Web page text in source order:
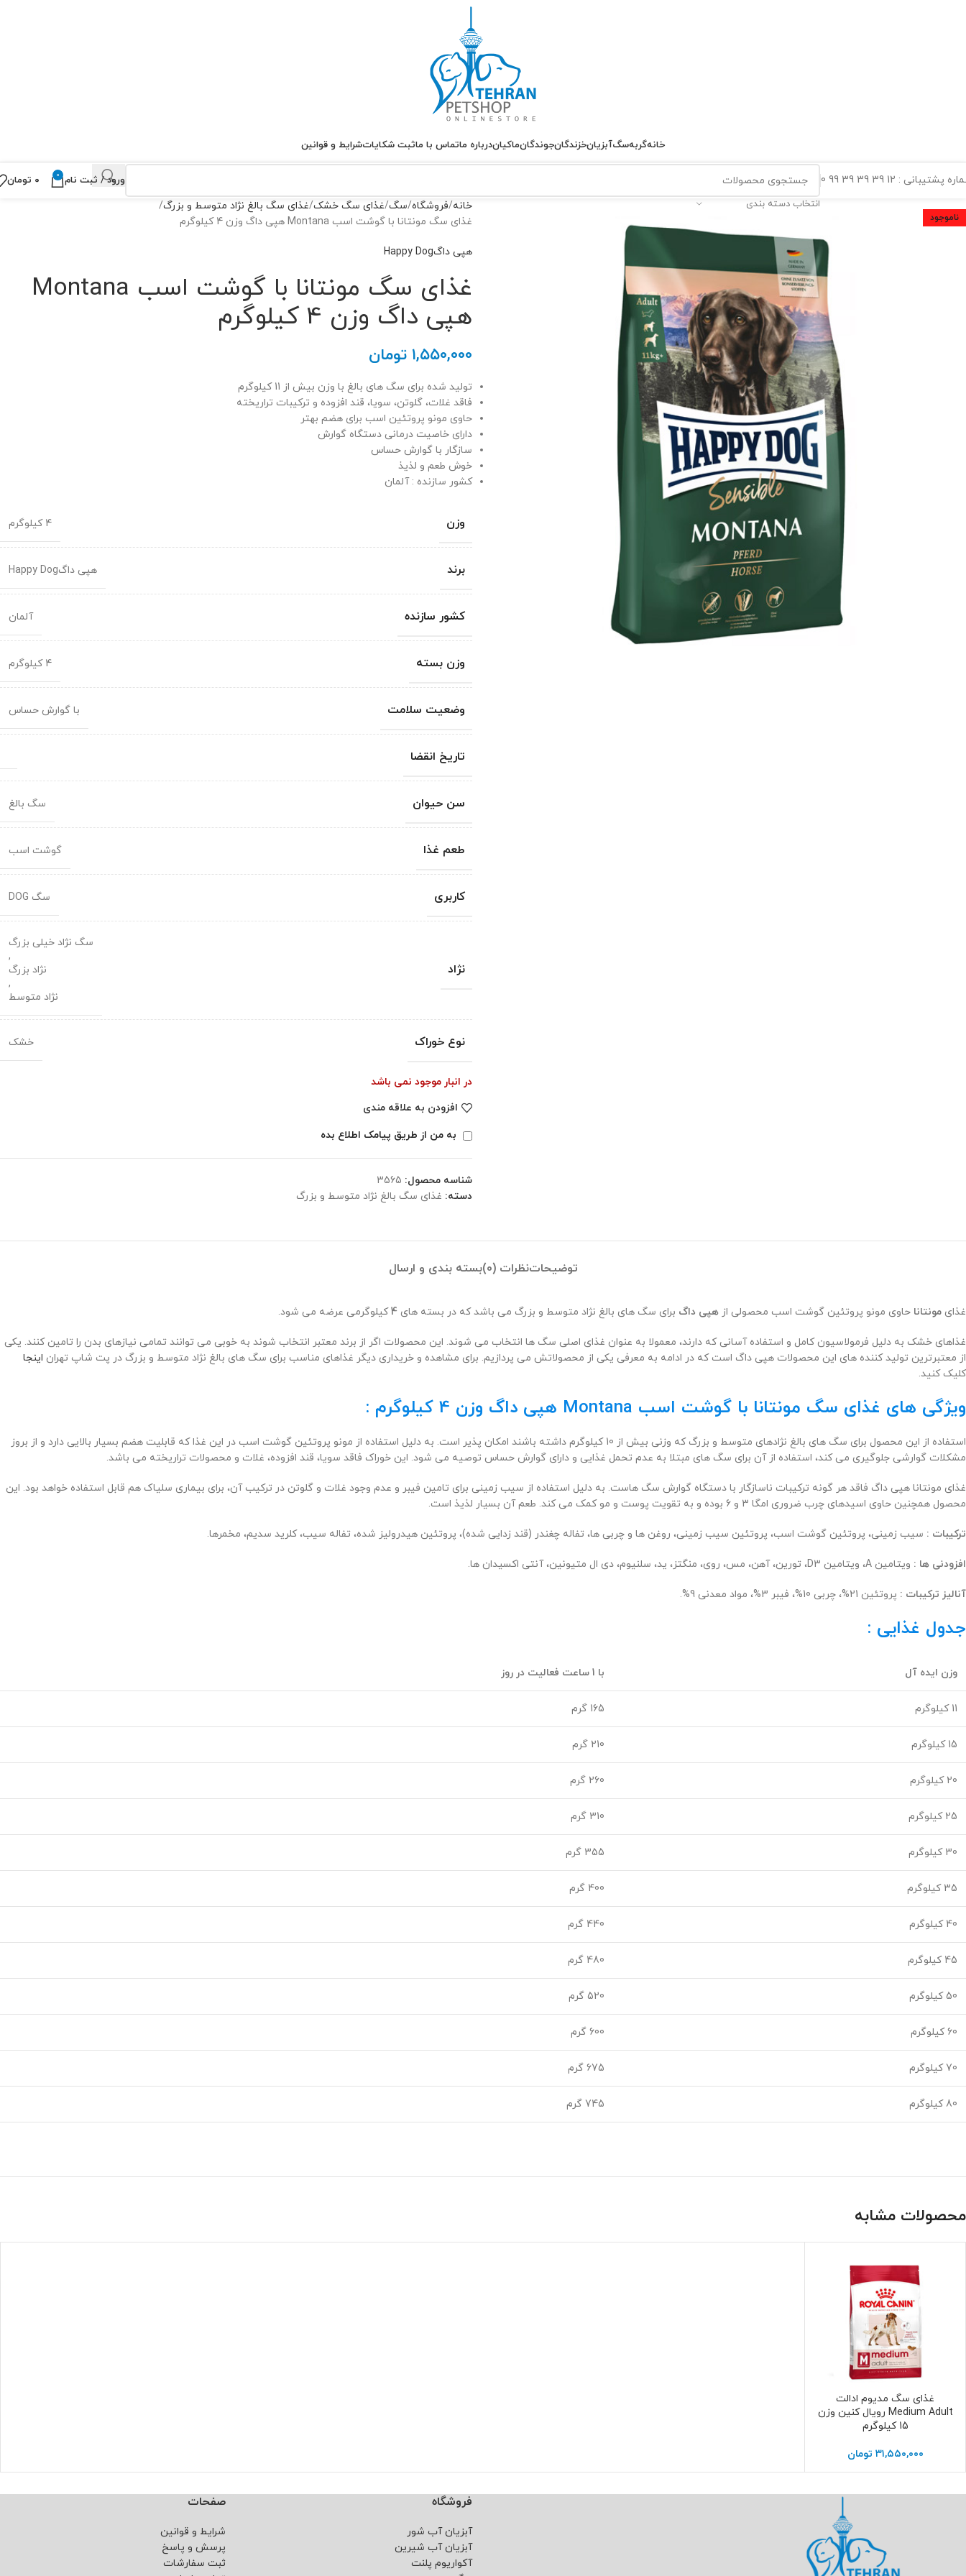
خانهگربهسگآبزیانخزندگانجوندگانماکیاندرباره ماتماس با ماثبت شکایاتشرایط و قوانین
پشتیبانی : 12 39 39 39 99 0
انتخاب دسته بندی
ورود / ثبت نام 0 ۰ تومان
ناموجود
خانه فروشگاه سگ غذای سگ خشک غذای سگ بالغ نژاد متوسط و بزرگ
غذای سگ مونتانا با گوشت اسب Montana هپی داگ وزن 4 کیلوگرم
هپی داگHappy Dog
غذای سگ مونتانا با گوشت اسب Montana
هپی داگ وزن 4 کیلوگرم
۱,۵۵۰,۰۰۰ تومان
تولید شده برای سگ های بالغ با وزن بیش از 11 کیلوگرم
فاقد غلات، گلوتن، سویا، قند افزوده و ترکیبات تراریخته
حاوی مونو پروتئین اسب برای هضم بهتر
دارای خاصیت درمانی دستگاه گوارش
سازگار با گوارش حساس
خوش طعم و لذیذ
کشور سازنده : آلمان
وزن 4 کیلوگرم
برند هپی داگHappy Dog
کشور سازنده آلمان
وزن بسته 4 کیلوگرم
وضعیت سلامت با گوارش حساس
تاریخ انقضا
سن حیوان سگ بالغ
طعم غذا گوشت اسب
کاربری سگ DOG
نژاد
سگ نژاد خیلی بزرگ
,
نژاد بزرگ
,
نژاد متوسط
نوع خوراک خشک
در انبار موجود نمی باشد
افزودن به علاقه مندی
به من از طریق پیامک اطلاع بده
شناسه محصول: 3565
دسته: غذای سگ بالغ نژاد متوسط و بزرگ
توضیحاتنظرات (0) بسته بندی و ارسال
غذای مونتانا حاوی مونو پروتئین گوشت اسب محصولی از هپی داگ برای سگ های بالغ نژاد متوسط و بزرگ می باشد که در بسته های 4کیلوگرمی عرضه می شود.
غذاهای خشک به دلیل فرمولاسیون کامل و استفاده آسانی که دارند، معمولا به عنوان غذای اصلی سگ ها انتخاب می شوند. این محصولات اگر از برند معتبر انتخاب شوند به خوبی می توانند تمامی نیازهای بدن را تامین کنند. یکی
از معتبرترین تولید کننده های این محصولات هپی داگ است که در ادامه به معرفی یکی از محصولاتش می پردازیم. برای مشاهده و خریداری دیگر غذاهای مناسب برای سگ های بالغ نژاد متوسط و بزرگ در پت شاپ تهران اینجا
کلیک کنید.
ویژگی های غذای سگ مونتانا با گوشت اسب Montana هپی داگ وزن 4 کیلوگرم :
استفاده از این محصول برای سگ های بالغ نژادهای متوسط و بزرگ که وزنی بیش از 10 کیلوگرم داشته باشند امکان پذیر است. به دلیل استفاده از مونو پروتئین گوشت اسب در این غذا که قابلیت هضم بسیار بالایی دارد و از بروز
مشکلات گوارشی جلوگیری می کند، استفاده از آن برای سگ های مبتلا به عدم تحمل غذایی و دارای گوارش حساس توصیه می شود. این خوراک فاقد سویا، قند افزوده، غلات و محصولات تراریخته می باشد.
غذای مونتانا هپی داگ فاقد هر گونه ترکیبات ناسازگار با دستگاه گوارش سگ هاست. به دلیل استفاده از سیب زمینی برای تامین فیبر و عدم وجود غلات و گلوتن در ترکیب آن، برای بیماری سلیاک هم قابل استفاده خواهد بود. این
محصول همچنین حاوی اسیدهای چرب ضروری امگا 3 و 6 بوده و به تقویت پوست و مو کمک می کند. طعم آن بسیار لذیذ است.
ترکیبات : سیب زمینی، پروتئین گوشت اسب، پروتئین سیب زمینی، روغن ها و چربی ها، تفاله چغندر (قند زدایی شده)، پروتئین هیدرولیز شده، تفاله سیب، کلرید سدیم، مخمرها.
افزودنی ها : ویتامین A، ویتامین D3، تورین، آهن، مس، روی، منگتز، ید، سلنیوم، دی ال متیونین، آنتی اکسیدان ها.
آنالیز ترکیبات : پروتئین 21%، چربی 10%، فیبر 3%، مواد معدنی 9%.
جدول غذایی :
وزن ایده آل با 1 ساعت فعالیت در روز
11 کیلوگرم 165 گرم
15 کیلوگرم 210 گرم
20 کیلوگرم 260 گرم
25 کیلوگرم 310 گرم
30 کیلوگرم 355 گرم
35 کیلوگرم 400 گرم
40 کیلوگرم 440 گرم
45 کیلوگرم 480 گرم
50 کیلوگرم 520 گرم
60 کیلوگرم 600 گرم
70 کیلوگرم 675 گرم
80 کیلوگرم 745 گرم
محصولات مشابه
افزودن به سبد خرید
غذای سگ مدیوم ادالت
Medium Adult رویال کنین وزن
15 کیلوگرم
۳۱,۵۵۰,۰۰۰ تومان
فروشگاه
آبزیان آب شور
آبزیان آب شیرین
آکواریوم پلنت
صفحات
شرایط و قوانین
پرسش و پاسخ
ثبت سفارشات